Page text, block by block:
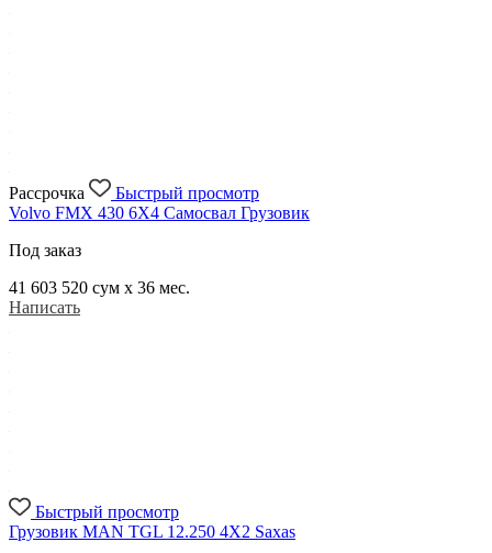
Рассрочка
Быстрый просмотр
Volvo FMX 430 6X4 Самосвал Грузовик
Под заказ
41 603 520 сум x 36 мес.
Написать
Быстрый просмотр
Грузовик MAN TGL 12.250 4X2 Saxas